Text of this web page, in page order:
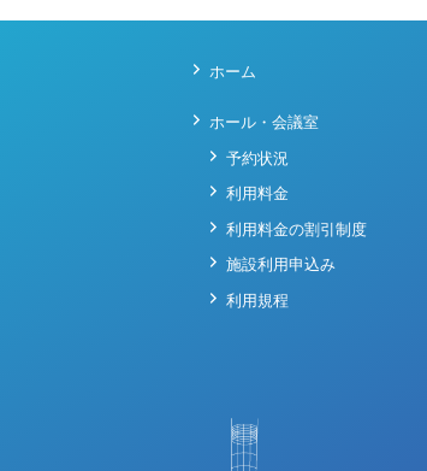
ホーム
ホール・会議室
予約状況
利用料金
利用料金の割引制度
施設利用申込み
利用規程